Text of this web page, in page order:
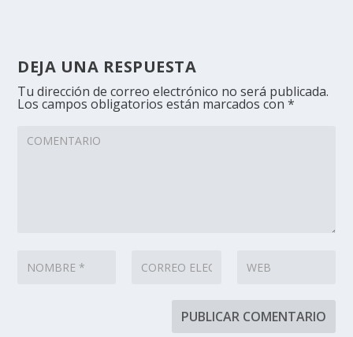
DEJA UNA RESPUESTA
Tu dirección de correo electrónico no será publicada.
Los campos obligatorios están marcados con*